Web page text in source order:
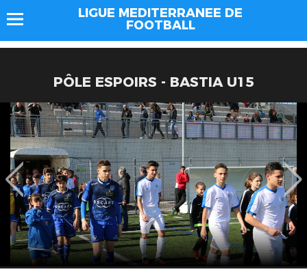
LIGUE MEDITERRANEE DE
FOOTBALL
PÔLE ESPOIRS - BASTIA U15